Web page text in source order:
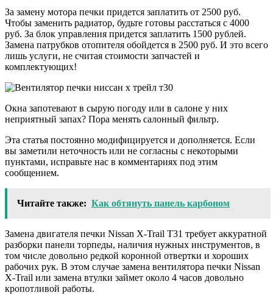
За замену мотора печки придется заплатить от 2500 руб.
Чтобы заменить радиатор, будьте готовы расстаться с 4000
руб. За блок управления придется заплатить 1500 рублей.
Замена патрубков отопителя обойдется в 2500 руб. И это всего
лишь услуги, не считая стоимости запчастей и
комплектующих!
Окна запотевают в сырую погоду или в салоне у них
неприятный запах? Пора менять салонный фильтр.
Эта статья постоянно модифицируется и дополняется. Если
вы заметили неточность или не согласны с некоторыми
пунктами, исправьте нас в комментариях под этим
сообщением.
Читайте также: Как обтянуть панель карбоном
Замена двигателя печки Nissan X-Trail T31 требует аккуратной
разборки панели торпеды, наличия нужных инструментов, в
том числе довольно редкой коронной отвертки и хороших
рабочих рук. В этом случае замена вентилятора печки Nissan
X-Trail или замена втулки займет около 4 часов довольно
кропотливой работы.